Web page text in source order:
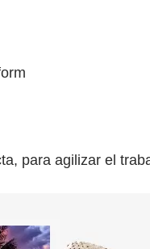
para agilizar el